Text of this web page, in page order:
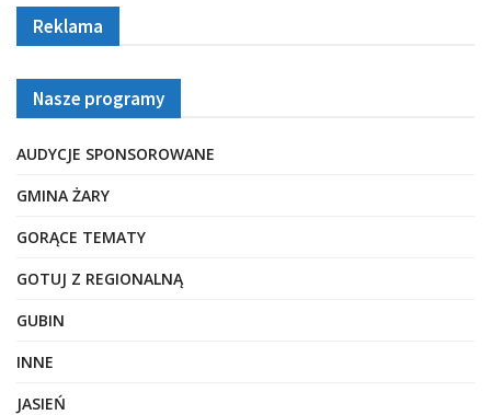
Reklama
Nasze programy
AUDYCJE SPONSOROWANE
GMINA ŻARY
GORĄCE TEMATY
GOTUJ Z REGIONALNĄ
GUBIN
INNE
JASIEŃ